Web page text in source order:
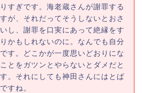
すぎです。海老蔵さんが謝罪する
が、それだってそうしないとおさ
し、謝罪を口実にあって絶縁をす
かもしれないのに。なんでも自分
す。どこかが一度思いどおりにな
とをガツンとやらないとダメだと
。それにしても神田さんにはとば
すね。